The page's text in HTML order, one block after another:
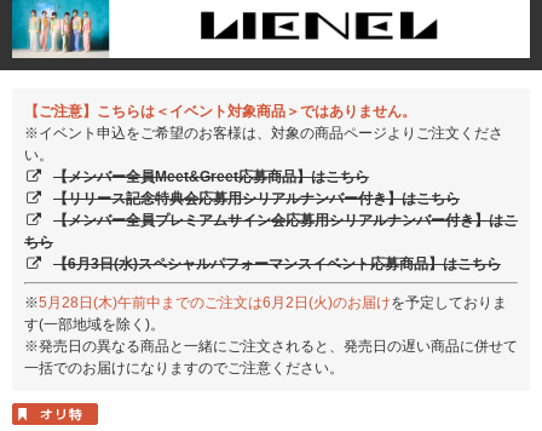
【ご注意】こちらは＜イベント対象商品＞ではありません。
※イベント申込をご希望のお客様は、対象の商品ページよりご注文くださ
い。
【メンバー全員Meet&Greet応募商品】はこちら
【リリース記念特典会応募用シリアルナンバー付き】はこちら
【メンバー全員プレミアムサイン会応募用シリアルナンバー付き】はこ
ちら
【6月3日(水)スペシャルパフォーマンスイベント応募商品】はこちら
※5月28日(木)午前中までのご注文は6月2日(火)のお届けを予定しておりま
す(一部地域を除く)。
※発売日の異なる商品と一緒にご注文されると、発売日の遅い商品に併せて
一括でのお届けになりますのでご注意ください。